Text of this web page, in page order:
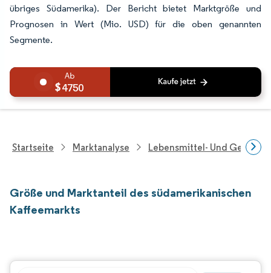
übriges Südamerika). Der Bericht bietet Marktgröße und
Prognosen in Wert (Mio. USD) für die oben genannten
Segmente.
4750
Startseite Marktanalyse Lebensmittel- Und
Größe und Marktanteil des südamerikanischen
Kaffeemarkts